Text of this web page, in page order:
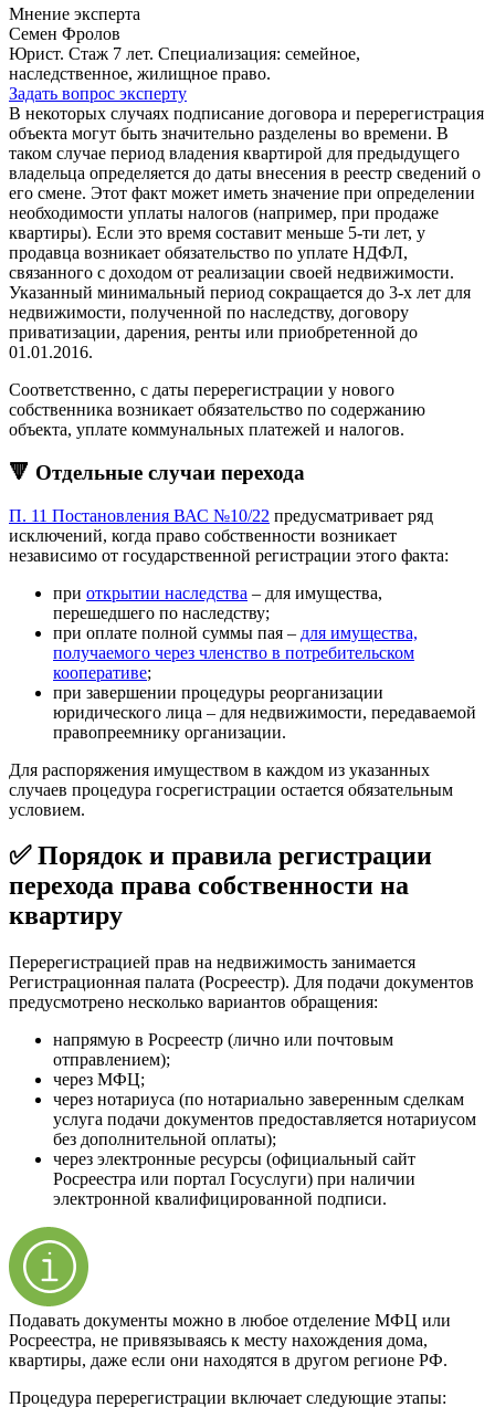
Мнение эксперта
Семен Фролов
Юрист. Стаж 7 лет. Специализация: семейное,
наследственное, жилищное право.
Задать вопрос эксперту
В некоторых случаях подписание договора и перерегистрация
объекта могут быть значительно разделены во времени. В
таком случае период владения квартирой для предыдущего
владельца определяется до даты внесения в реестр сведений о
его смене. Этот факт может иметь значение при определении
необходимости уплаты налогов (например, при продаже
квартиры). Если это время составит меньше 5-ти лет, у
продавца возникает обязательство по уплате НДФЛ,
связанного с доходом от реализации своей недвижимости.
Указанный минимальный период сокращается до 3-х лет для
недвижимости, полученной по наследству, договору
приватизации, дарения, ренты или приобретенной до
01.01.2016.
Соответственно, с даты перерегистрации у нового
собственника возникает обязательство по содержанию
объекта, уплате коммунальных платежей и налогов.
🔻 Отдельные случаи перехода
П. 11 Постановления ВАС №10/22 предусматривает ряд
исключений, когда право собственности возникает
независимо от государственной регистрации этого факта:
при открытии наследства – для имущества,
перешедшего по наследству;
при оплате полной суммы пая – для имущества,
получаемого через членство в потребительском
кооперативе;
при завершении процедуры реорганизации
юридического лица – для недвижимости, передаваемой
правопреемнику организации.
Для распоряжения имуществом в каждом из указанных
случаев процедура госрегистрации остается обязательным
условием.
✅ Порядок и правила регистрации
перехода права собственности на
квартиру
Перерегистрацией прав на недвижимость занимается
Регистрационная палата (Росреестр). Для подачи документов
предусмотрено несколько вариантов обращения:
напрямую в Росреестр (лично или почтовым
отправлением);
через МФЦ;
через нотариуса (по нотариально заверенным сделкам
услуга подачи документов предоставляется нотариусом
без дополнительной оплаты);
через электронные ресурсы (официальный сайт
Росреестра или портал Госуслуги) при наличии
электронной квалифицированной подписи.
Подавать документы можно в любое отделение МФЦ или
Росреестра, не привязываясь к месту нахождения дома,
квартиры, даже если они находятся в другом регионе РФ.
Процедура перерегистрации включает следующие этапы: